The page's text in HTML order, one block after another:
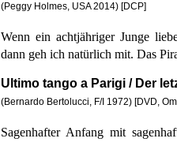
(Peggy Holmes, USA 2014) [DCP]
Wenn ein achtjähriger Junge
dann geh ich natürlich mit. Das
Ultimo tango a Parigi / Der
(Bernardo Bertolucci, F/I 1972) [DVD,
Sagenhafter Anfang mit